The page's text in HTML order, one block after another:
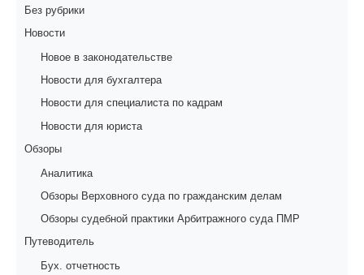
Без рубрики
Новости
Новое в законодательстве
Новости для бухгалтера
Новости для специалиста по кадрам
Новости для юриста
Обзоры
Аналитика
Обзоры Верховного суда по гражданским делам
Обзоры судебной практики Арбитражного суда ПМР
Путеводитель
Бух. отчетность